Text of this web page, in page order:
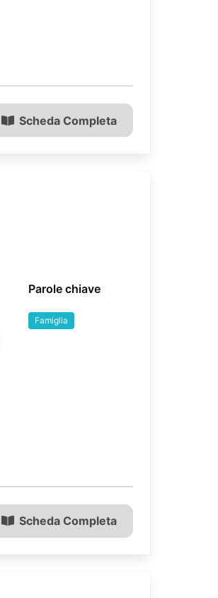
Scheda Completa
Parole chiave
Famiglia
Scheda Completa